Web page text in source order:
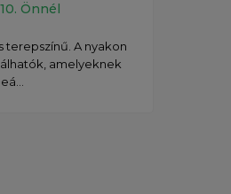
Önnél
terepszínű. A nyakon
amelyeknek